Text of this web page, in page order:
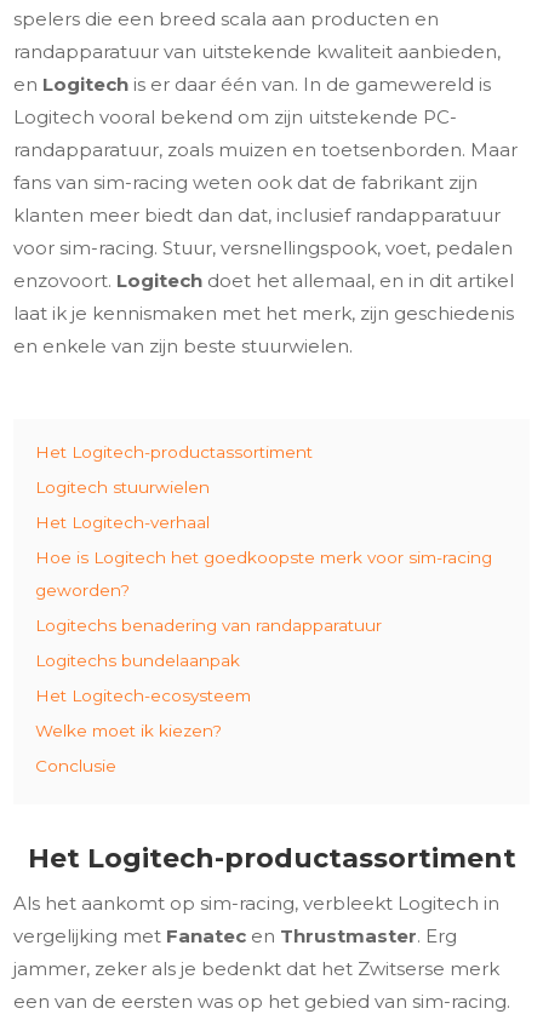
spelers die een breed scala aan producten en
randapparatuur van uitstekende kwaliteit aanbieden,
en Logitech is er daar één van. In de gamewereld is
Logitech vooral bekend om zijn uitstekende PC-
randapparatuur, zoals muizen en toetsenborden. Maar
fans van sim-racing weten ook dat de fabrikant zijn
klanten meer biedt dan dat, inclusief randapparatuur
voor sim-racing. Stuur, versnellingspook, voet, pedalen
enzovoort. Logitech doet het allemaal, en in dit artikel
laat ik je kennismaken met het merk, zijn geschiedenis
en enkele van zijn beste stuurwielen.
Het Logitech-productassortiment
Logitech stuurwielen
Het Logitech-verhaal
Hoe is Logitech het goedkoopste merk voor sim-racing
geworden?
Logitechs benadering van randapparatuur
Logitechs bundelaanpak
Het Logitech-ecosysteem
Welke moet ik kiezen?
Conclusie
Het Logitech-productassortiment
Als het aankomt op sim-racing, verbleekt Logitech in
vergelijking met Fanatec en Thrustmaster. Erg
jammer, zeker als je bedenkt dat het Zwitserse merk
een van de eersten was op het gebied van sim-racing.